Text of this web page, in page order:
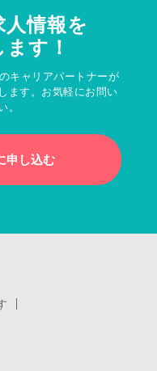
情報を
す！
キャリアパートナーが
ます。お気軽にお問い
。
申し込む